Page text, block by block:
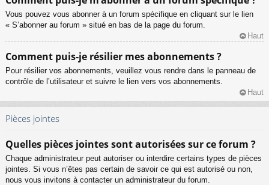
Vous pouvez vous abonner à un forum spécifique en cliquant sur le lien
« S’abonner au forum » situé en bas de la page du forum.
Haut
Comment puis-je résilier mes abonnements ?
Pour résilier vos abonnements, veuillez vous rendre dans le panneau de
contrôle de l’utilisateur et suivre le lien vers vos abonnements.
Haut
Pièces jointes
Quelles pièces jointes sont autorisées sur ce forum ?
Chaque administrateur peut autoriser ou interdire certains types de pièces
jointes. Si vous n’êtes pas certain de savoir ce qui est autorisé ou non,
nous vous invitons à contacter un administrateur du forum.